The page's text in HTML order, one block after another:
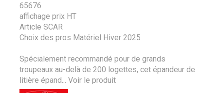
65676
affichage prix HT
Article SCAR
Choix des pros Matériel Hiver 2025
Spécialement recommandé pour de grands
troupeaux au-delà de 200 logettes, cet épandeur de
litière épand...
Voir le produit